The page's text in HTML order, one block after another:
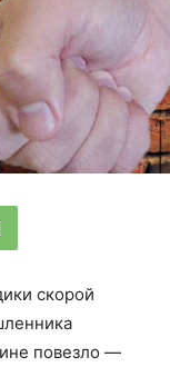
скорой
повезло —